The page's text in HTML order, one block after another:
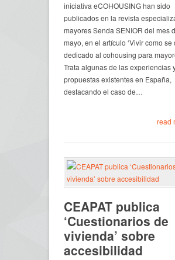
iniciativa eCOHOUSING han sido
publicados en la revista
mayores Senda SENIOR del mes
mayo, en el artículo ‘Vivir como se
dedicado al cohousing para
Trata algunas de las experiencias
propuestas existentes en España,
destacando el caso de…
read
CEAPAT publica
‘Cuestionarios de
vivienda’ sobre
accesibilidad